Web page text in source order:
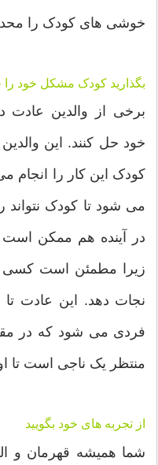
خوشی های کودک را
بگذارید کودک مشکل خود را
برخی از والدین عادت
خود حل کنند. این
کودک این کار را انجام
می شود تا کودک نتواند
در آینده هم ممکن است
زیرا مطمئن است کسی
نجات دهد. این عادت تا
فردی می شود که در
منتظر یک ناجی است تا
از تجربه های خود بگویید
شما همیشه قهرمان و